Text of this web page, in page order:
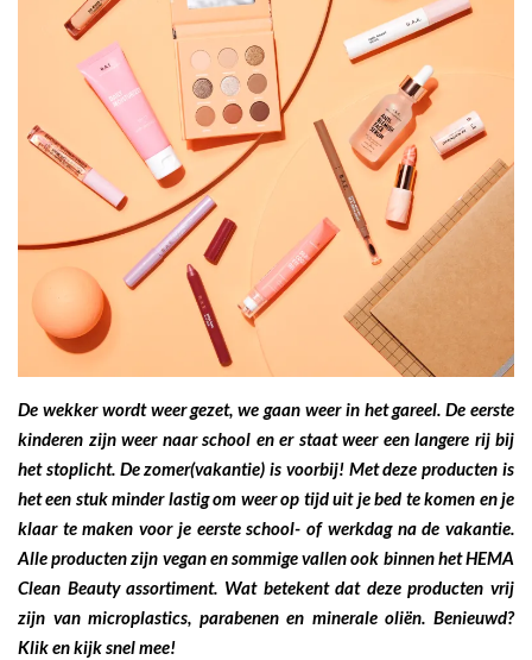
De wekker wordt weer gezet, we gaan weer in het gareel. De eerste
kinderen zijn weer naar school en er staat weer een langere rij bij
het stoplicht. De zomer(vakantie) is voorbij! Met deze producten is
het een stuk minder lastig om weer op tijd uit je bed te komen en je
klaar te maken voor je eerste school- of werkdag na de vakantie.
Alle producten zijn vegan en sommige vallen ook binnen het HEMA
Clean Beauty assortiment. Wat betekent dat deze producten vrij
zijn van microplastics, parabenen en minerale oliën. Benieuwd?
Klik en kijk snel mee!